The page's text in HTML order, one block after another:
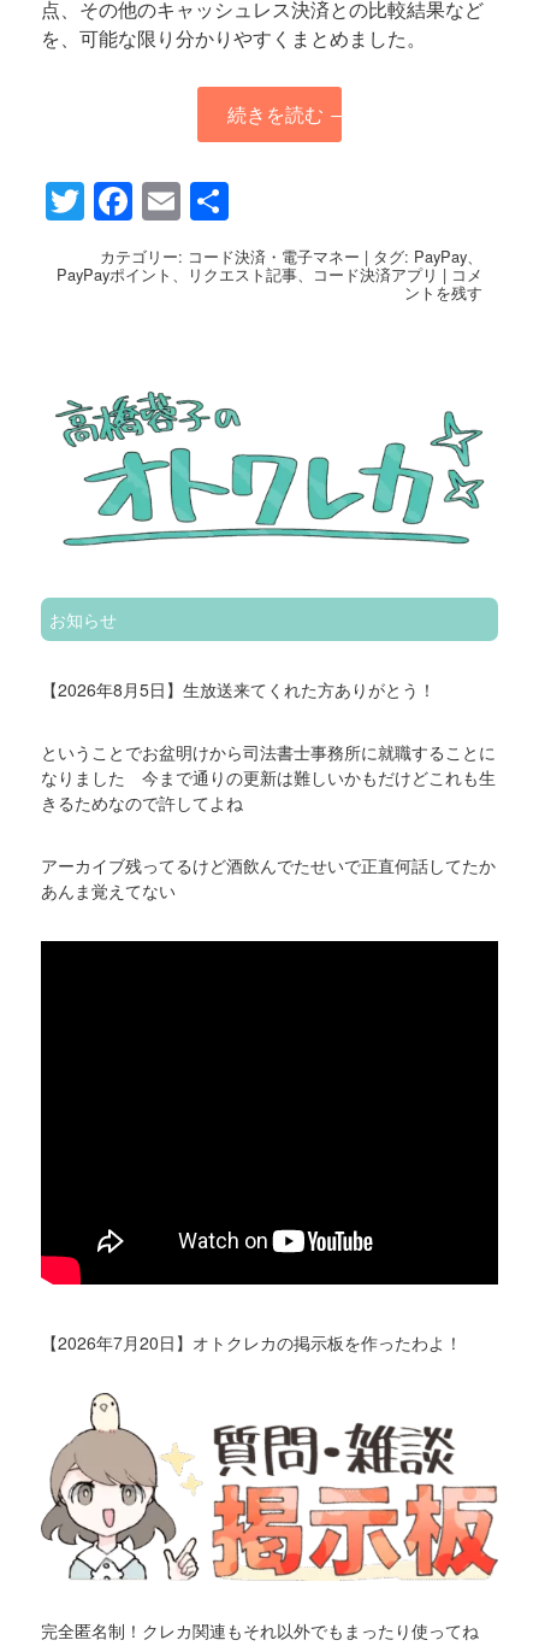
点、その他のキャッシュレス決済との比較結果など
を、可能な限り分かりやすくまとめました。
続きを読む →
Twitter
Facebook
Email
有
カテゴリー: コード決済・電子マネー | タグ: PayPay
PayPayポイント リクエスト記事 コード決済アプリ | コメ
ントを残す
お知らせ
【2026年8月5日】生放送来てくれた方ありがとう！
ということでお盆明けから司法書士事務所に就職することに
なりました 今まで通りの更新は難しいかもだけどこれも生
きるためなので許してよね
アーカイブ残ってるけど酒飲んでたせいで正直何話してたか
あんま覚えてない
【2026年7月20日】オトクレカの掲示板を作ったわよ！
完全匿名制！クレカ関連もそれ以外でもまったり使ってね